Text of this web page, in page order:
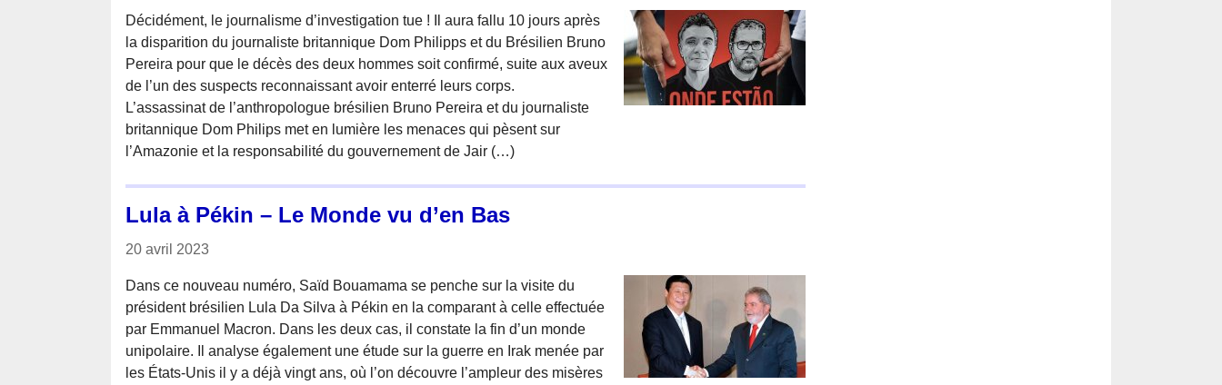
Décidément, le journalisme d’investigation tue ! Il aura fallu 10 jours après
la disparition du journaliste britannique Dom Philipps et du Brésilien Bruno
Pereira pour que le décès des deux hommes soit confirmé, suite aux aveux
de l’un des suspects reconnaissant avoir enterré leurs corps.
L’assassinat de l’anthropologue brésilien Bruno Pereira et du journaliste
britannique Dom Philips met en lumière les menaces qui pèsent sur
l’Amazonie et la responsabilité du gouvernement de Jair (…)
Lula à Pékin – Le Monde vu d’en Bas
20 avril 2023
Dans ce nouveau numéro, Saïd Bouamama se penche sur la visite du
président brésilien Lula Da Silva à Pékin en la comparant à celle effectuée
par Emmanuel Macron. Dans les deux cas, il constate la fin d’un monde
unipolaire. Il analyse également une étude sur la guerre en Irak menée par
les États-Unis il y a déjà vingt ans, où l’on découvre l’ampleur des misères